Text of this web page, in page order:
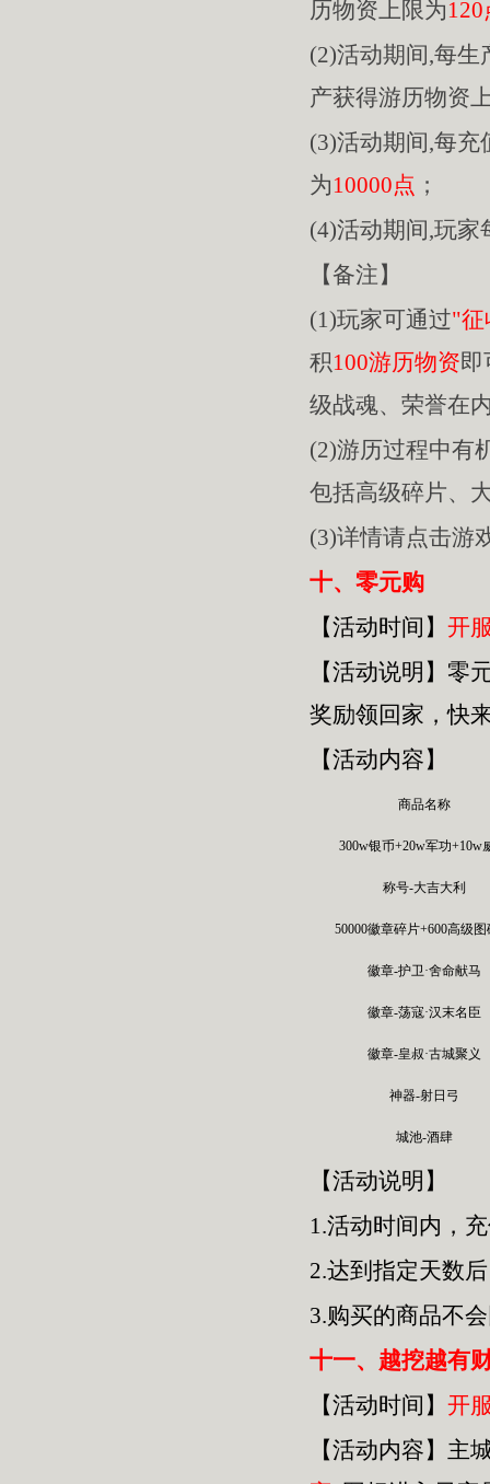
历物资上限为120
(2)活动期间,每生
产获得游历物资
(3)活动期间,每充
为10000点 ；
(4)活动期间,玩家
【备注】
(1)玩家可通过"征
积100游历物资即
级战魂、荣誉在
(2)游历过程中有
包括高级碎片、
(3)详情请点击游
十、零元购
【活动时间】 开
【活动说明 】 零
奖励领回家，快
【活动内容】
商品名称
300w银币+20w军功+10w
称号-大吉大利
50000徽章碎片+600高级
徽章-护卫·舍命献马
徽章-荡寇·汉末名臣
徽章-皇叔·古城聚义
神器-射日弓
城池-酒肆
【活动说明】
1.活动时间内，
2.达到指定天数
3.购买的商品不
十一、越挖越有
【活动时间】 开
【活动内容】主